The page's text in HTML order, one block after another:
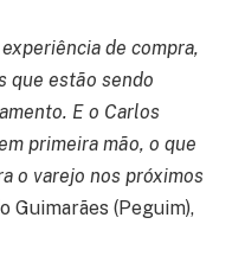
de compra,
que estão sendo
E o Carlos
primeira mão, o que
o varejo nos próximos
Guimarães (Peguim),